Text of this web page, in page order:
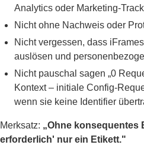
Analytics oder Marketing-
Nicht ohne Nachweis oder
Nicht vergessen, dass
auslösen und
Nicht pauschal sagen „0
Kontext – initiale Config-
wenn sie keine Identifier
Merksatz: „Ohne konsequentes
erforderlich' nur ein Etikett."